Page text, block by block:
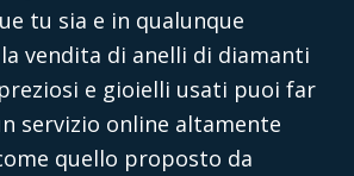
tu sia e in qualunque
lavendita di anelli di diamanti
e gioielli usati puoi far
servizio online altamente
quello proposto da